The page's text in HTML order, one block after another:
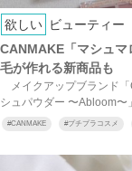
欲しい ビューティー
CANMAKE「マシュ
毛が作れる新商品も
メイクアップブランド「
シュパウダー 〜Abloom
#CANMAKE #プチプラコスメ